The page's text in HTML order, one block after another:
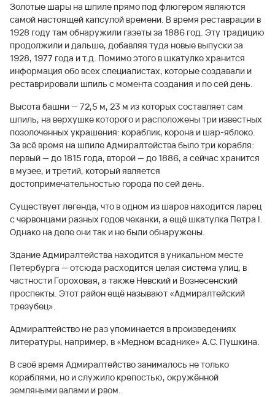
Золотые шары на шпиле прямо под флюгером являются
самой настоящей капсулой времени. В время реставрации в
1928 году там обнаружили газеты за 1886 год. Эту традицию
продолжили и дальше, добавляя туда новые выпуски за
1928, 1977 года и т.д. Помимо этого в шкатулке хранится
информация обо всех специалистах, которые создавали и
реставрировали шпиль с момента создания и по сей день.
Высота башни — 72,5 м, 23 м из которых составляет сам
шпиль, на верхушке которого и расположены три известных
позолоченных украшения: кораблик, корона и шар-яблоко.
За всё время на шпиле Адмиралтейства было три корабля:
первый — до 1815 года, второй — до 1886, а сейчас хранится
в музее, и третий, который является
достопримечательностью города по сей день.
Существует легенда, что в одном из шаров находится ларец
с червонцами разных годов чеканки, а ещё шкатулка Петра I.
Однако на деле они так и не были обнаружены.
Здание Адмиралтейства находится в уникальном месте
Петербурга — отсюда расходится целая система улиц, в
частности Гороховая, а также Невский и Вознесенский
проспекты. Этот район ещё называют «Адмиралтейский
трезубец».
Адмиралтейство не раз упоминается в произведениях
литературы, например, в «Медном всаднике» А.С. Пушкина.
В своё время Адмиралтейство занималось не только
кораблями, но и служило крепостью, окружённой
земляными валами и рвом.